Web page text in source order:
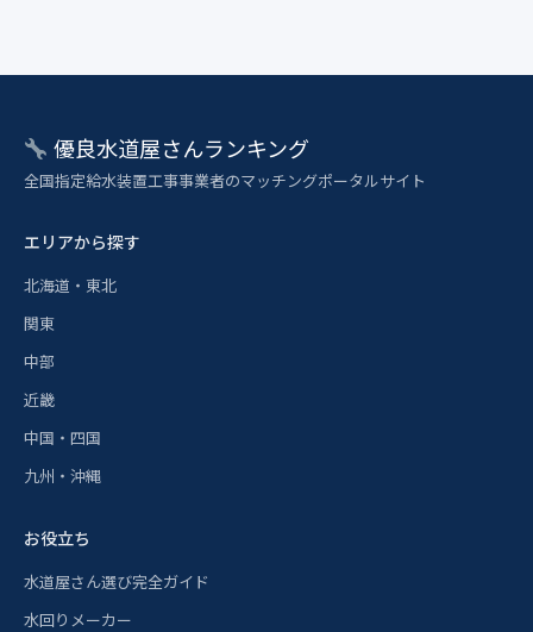
優良水道屋さんランキング
全国指定給水装置工事事業者のマッチングポータルサイト
エリアから探す
北海道・東北
関東
中部
近畿
中国・四国
九州・沖縄
お役立ち
水道屋さん選び完全ガイド
水回りメーカー